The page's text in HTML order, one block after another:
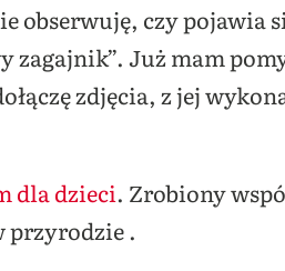
obserwuję, czy pojawia
zagajnik”. Już mam
zdjęcia, z jej
dla dzieci. Zrobiony
przyrodzie .